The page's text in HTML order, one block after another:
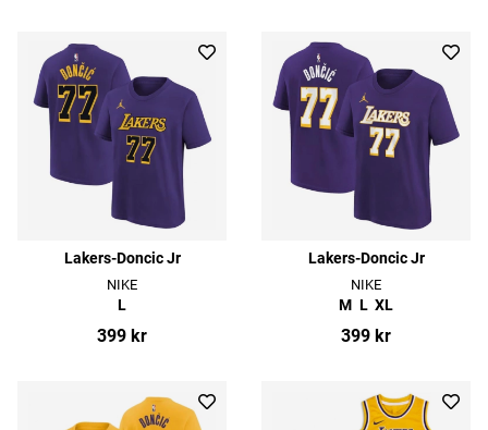
Lakers-Doncic Jr
NIKE
L
399 kr
Lakers-Doncic Jr
NIKE
M L XL
399 kr